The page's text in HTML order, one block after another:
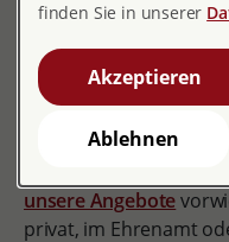
Sich stark
Jugendliche
Erwachsene sind
unsere Angebote
privat, im Ehrenamt
finden Sie in unserer
Akzeptieren
Ablehnen